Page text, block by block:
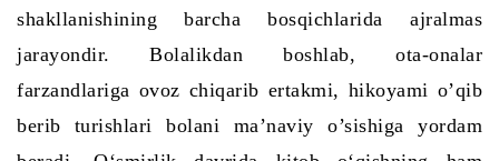
shakllanishining barcha bosqichlarida ajralmas
jarayondir. Bolalikdan boshlab, ota-onalar
farzandlariga ovoz chiqarib ertakmi, hikoyami o’qib
berib turishlari bolani ma’naviy o’sishiga yordam